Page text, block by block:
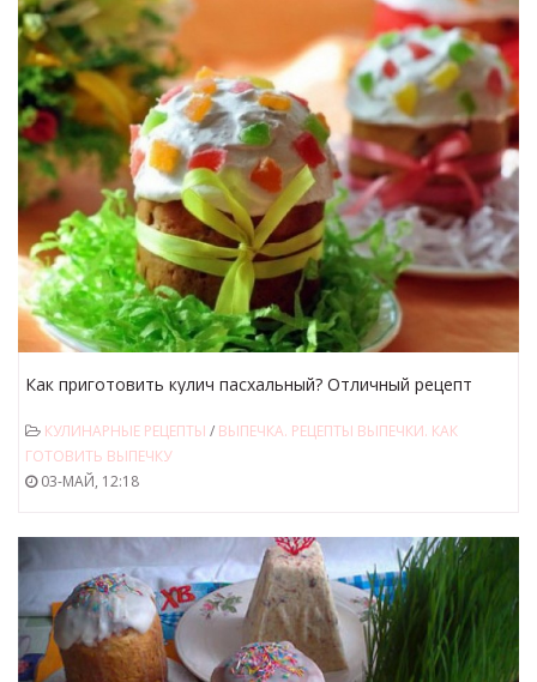
Как приготовить кулич пасхальный? Отличный рецепт
КУЛИНАРНЫЕ РЕЦЕПТЫ / ВЫПЕЧКА. РЕЦЕПТЫ ВЫПЕЧКИ. КАК
ГОТОВИТЬ ВЫПЕЧКУ
03-МАЙ, 12:18